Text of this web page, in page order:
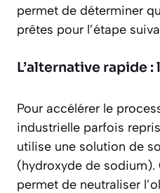
permet de déterminer
prêtes pour l’étape
L’alternative rapide
Pour accélérer le
industrielle parfois
utilise une solution de
(hydroxyde de
permet de neutraliser